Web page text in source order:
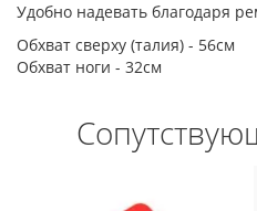
Удобно надевать благодаря
Обхват сверху (талия) - 56см
Обхват ноги - 32см